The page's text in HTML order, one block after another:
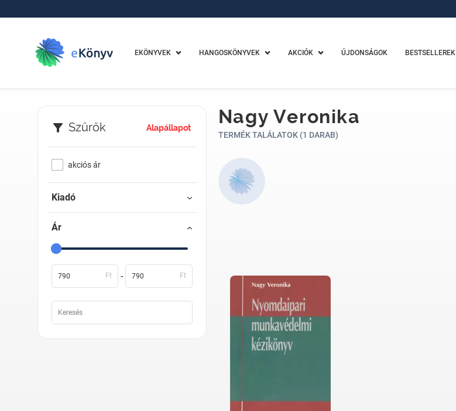
EKÖNYVEK HANGOSKÖNYVEK AKCIÓK ÚJDONSÁGOK BESTSELLEREK
Szűrők Alapállapot
akciós ár
Kiadó
Ár
Ft - Ft
Nagy Veronika
TERMÉK TALÁLATOK (1 DARAB)